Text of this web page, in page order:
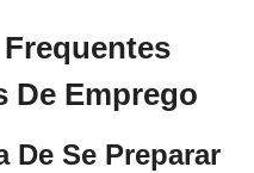
De Emprego
De Se Preparar